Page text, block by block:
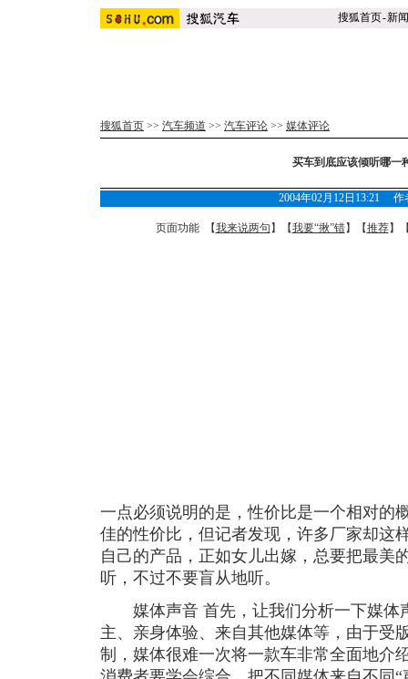
搜狐首页-新闻
搜狐首页 >> 汽车频道 >> 汽车评论 >> 媒体评论
买车到底应该倾听哪一
2004年02月12日13:21 作
页面功能 【我来说两句 】【我要“揪”错】【推荐】
一点必须说明的是，性价比是一个相对的
佳的性价比，但记者发现，许多厂家却这
自己的产品，正如女儿出嫁，总要把最美
听，不过不要盲从地听。
媒体声音 首先，让我们分析一下媒体
主、亲身体验、来自其他媒体等，由于受
制，媒体很难一次将一款车非常全面地介